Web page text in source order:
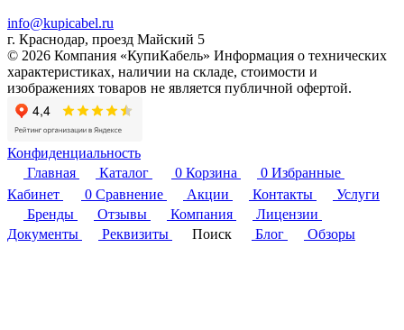
info@kupicabel.ru
г. Краснодар, проезд Майский 5
© 2026 Компания «КупиКабель» Информация о технических
характеристиках, наличии на складе, стоимости и
изображениях товаров не является публичной офертой.
Конфиденциальность
Главная
Каталог 0 Корзина 0 Избранные
Кабинет
0 Сравнение Акции Контакты
Услуги
Бренды
Отзывы Компания
Лицензии
Документы
Реквизиты Поиск Блог Обзоры